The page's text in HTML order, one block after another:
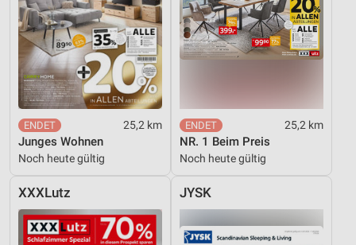
25,2 km
Junges Wohnen
Noch heute gültig
25,2 km
NR. 1 Beim Preis
Noch heute gültig
XXXLutz JYSK